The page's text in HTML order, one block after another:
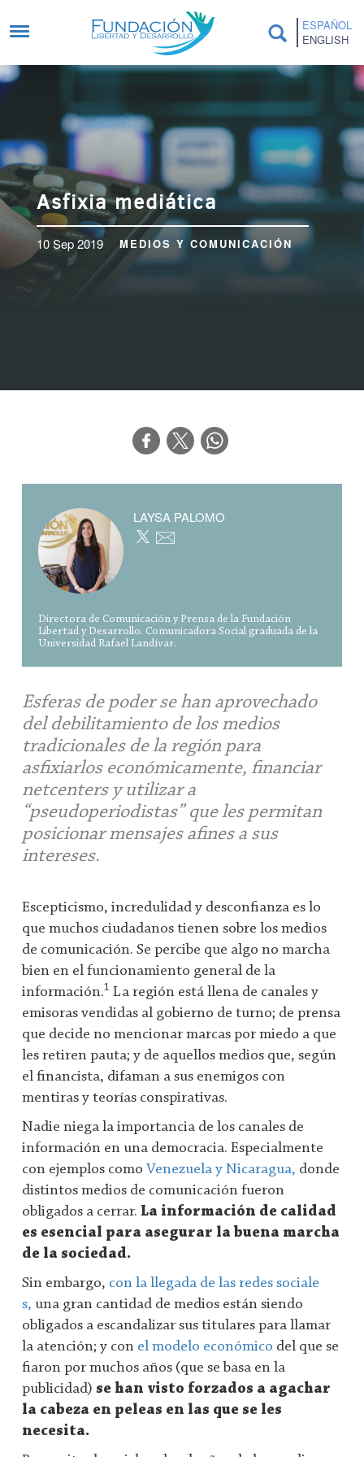
ESPAÑOL
ENGLISH
Asfixia mediática
10 Sep 2019 MEDIOS Y COMUNICACIÓN
Esferas de poder se han aprovechado
del debilitamiento de los medios
tradicionales de la región para
asfixiarlos económicamente, financiar
netcenters y utilizar a
“pseudoperiodistas” que les permitan
posicionar mensajes afines a sus
intereses.
Escepticismo, incredulidad y desconfianza es lo
que muchos ciudadanos tienen sobre los medios
de comunicación. Se percibe que algo no marcha
bien en el funcionamiento general de la
información.1 La región está llena de canales y
emisoras vendidas al gobierno de turno; de prensa
que decide no mencionar marcas por miedo a que
les retiren pauta; y de aquellos medios que, según
el financista, difaman a sus enemigos con
mentiras y teorías conspirativas.
Nadie niega la importancia de los canales de
información en una democracia. Especialmente
con ejemplos como Venezuela y Nicaragua, donde
distintos medios de comunicación fueron
obligados a cerrar. La información de calidad
es esencial para asegurar la buena marcha
de la sociedad.
Sin embargo, con la llegada de las redes sociale
s, una gran cantidad de medios están siendo
obligados a escandalizar sus titulares para llamar
la atención; y con el modelo económico del que se
fiaron por muchos años (que se basa en la
publicidad) se han visto forzados a agachar
la cabeza en peleas en las que se les
necesita.
LAYSA PALOMO
Directora de Comunicación y Prensa de la Fundación
Libertad y Desarrollo. Comunicadora Social graduada de la
Universidad Rafael Landívar.